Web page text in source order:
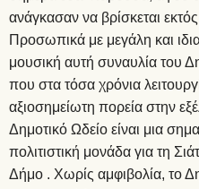
ανάγκασαν να βρίσκεται
Προσωπικά με μεγάλη και
μουσική αυτή συναυλία του
που στα τόσα χρόνια
αξιοσημείωτη πορεία στην
Δημοτικό Ωδείο είναι μια
πολιτιστική μονάδα για τη
Δήμο . Χωρίς αμφιβολία, το